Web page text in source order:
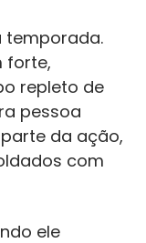
temporada.
forte,
repleto de
pessoa
da ação,
com
ele